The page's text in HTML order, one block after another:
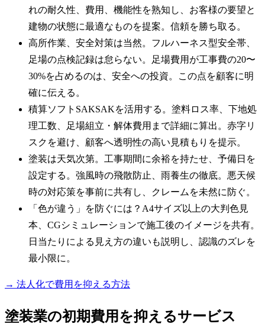
れの耐久性、費用、機能性を熟知し、お客様の要望と
建物の状態に最適なものを提案。信頼を勝ち取る。
高所作業、安全対策は当然。フルハーネス型安全帯、
足場の点検記録は怠らない。足場費用が工事費の20〜
30%を占めるのは、安全への投資。この点を顧客に明
確に伝える。
積算ソフトSAKSAKを活用する。塗料ロス率、下地処
理工数、足場組立・解体費用まで詳細に算出。赤字リ
スクを避け、顧客へ透明性の高い見積もりを提示。
塗装は天気次第。工事期間に余裕を持たせ、予備日を
設定する。強風時の飛散防止、雨養生の徹底。悪天候
時の対応策を事前に共有し、クレームを未然に防ぐ。
「色が違う」を防ぐには？A4サイズ以上の大判色見
本、CGシミュレーションで施工後のイメージを共有。
日当たりによる見え方の違いも説明し、認識のズレを
最小限に。
→ 法人化で費用を抑える方法
塗装業の初期費用を抑えるサービス